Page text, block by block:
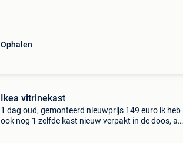
Ophalen
Ikea vitrinekast
1 dag oud, gemonteerd nieuwprijs 149 euro ik heb
ook nog 1 zelfde kast nieuw verpakt in de doos, aan